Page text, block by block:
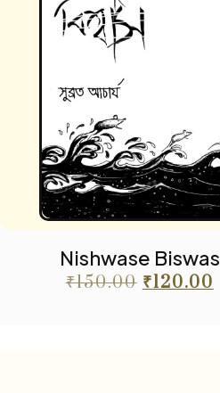
Nishwase Biswas
₹150.00 ₹120.00